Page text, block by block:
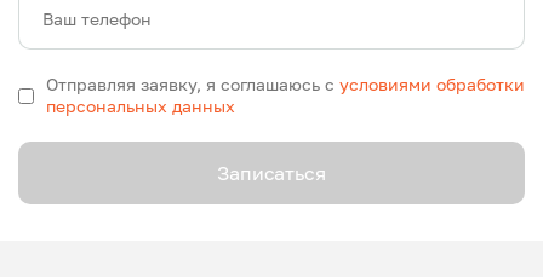
Ваш телефон
Отправляя заявку, я соглашаюсь с условиями обработки
персональных данных
Записаться